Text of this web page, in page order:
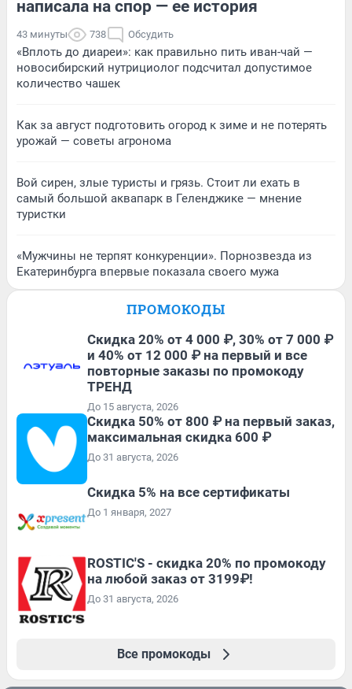
написала на спор — ее история
43 минуты 738 Обсудить
«Вплоть до диареи»: как правильно пить иван-чай —
новосибирский нутрициолог подсчитал допустимое
количество чашек
Как за август подготовить огород к зиме и не потерять
урожай — советы агронома
Вой сирен, злые туристы и грязь. Стоит ли ехать в
самый большой аквапарк в Геленджике — мнение
туристки
«Мужчины не терпят конкуренции». Порнозвезда из
Екатеринбурга впервые показала своего мужа
ПРОМОКОДЫ
Скидка 20% от 4 000 ₽, 30% от 7 000 ₽
и 40% от 12 000 ₽ на первый и все
повторные заказы по промокоду
ТРЕНД
До 15 августа, 2026
Скидка 50% от 800 ₽ на первый заказ,
максимальная скидка 600 ₽
До 31 августа, 2026
Скидка 5% на все сертификаты
До 1 января, 2027
ROSTIC'S - скидка 20% по промокоду
на любой заказ от 3199₽!
До 31 августа, 2026
Все промокоды